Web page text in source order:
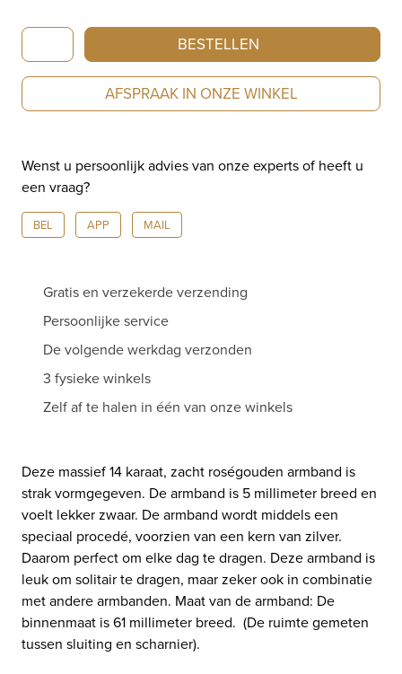
Fjory
Slavenarmband
zacht
roségoud
A386105s
aantal
BESTELLEN
AFSPRAAK IN ONZE WINKEL
Wenst u persoonlijk advies van onze experts of heeft u
een vraag?
BEL APP MAIL
Gratis en verzekerde verzending
Persoonlijke service
De volgende werkdag verzonden
3 fysieke winkels
Zelf af te halen in één van onze winkels
Deze massief 14 karaat, zacht roségouden armband is
strak vormgegeven. De armband is 5 millimeter breed en
voelt lekker zwaar. De armband wordt middels een
speciaal procedé, voorzien van een kern van zilver.
Daarom perfect om elke dag te dragen. Deze armband is
leuk om solitair te dragen, maar zeker ook in combinatie
met andere armbanden. Maat van de armband: De
binnenmaat is 61 millimeter breed. (De ruimte gemeten
tussen sluiting en scharnier).